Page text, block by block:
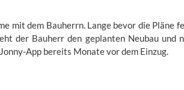
mit dem Bauherrn. Lange bevor die
der Bauherr den geplanten Neubau
App bereits Monate vor dem Einzug.